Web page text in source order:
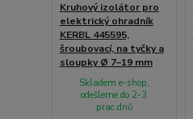
Kruhový izolátor pro
elektrický ohradník
KERBL 445595,
šroubovací, na tyčky a
sloupky Ø 7–19 mm
Skladem e-shop,
odešleme do 2-3
prac.dnů